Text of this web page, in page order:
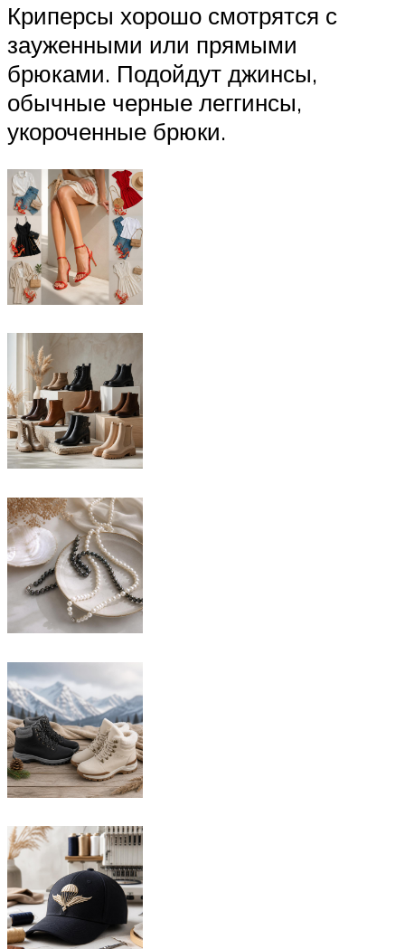
Криперсы хорошо смотрятся с
зауженными или прямыми
брюками. Подойдут джинсы,
обычные черные леггинсы,
укороченные брюки.